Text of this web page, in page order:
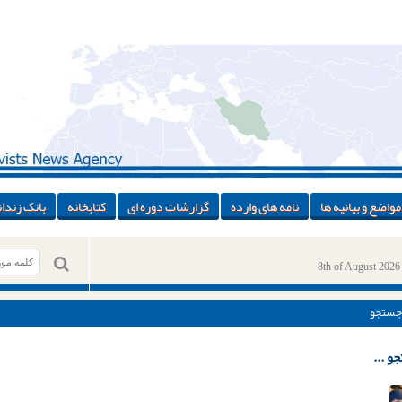
مواضع و بیانیه ها نامه های وارده گزارشات دوره ای کتابخانه بانک
8th of August 2026
...